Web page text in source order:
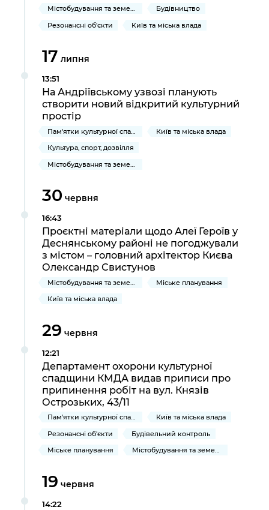
Містобудування та земельні ділянки
Будівництво
Резонансні об'єкти
Київ та міська влада
17 липня
13:51
На Андріївському узвозі планують
створити новий відкритий культурний
простір
Пам'ятки культурної спадщини
Київ та міська влада
Культура, спорт, дозвілля
Містобудування та земельні ділянки
30 червня
16:43
Проєктні матеріали щодо Алеї Героїв у
Деснянському районі не погоджували
з містом – головний архітектор Києва
Олександр Свистунов
Містобудування та земельні ділянки
Міське планування
Київ та міська влада
29 червня
12:21
Департамент охорони культурної
спадщини КМДА видав приписи про
припинення робіт на вул. Князів
Острозьких, 43/11
Пам'ятки культурної спадщини
Київ та міська влада
Резонансні об'єкти
Будівельний контроль
Міське планування
Містобудування та земельні ділянки
19 червня
14:22